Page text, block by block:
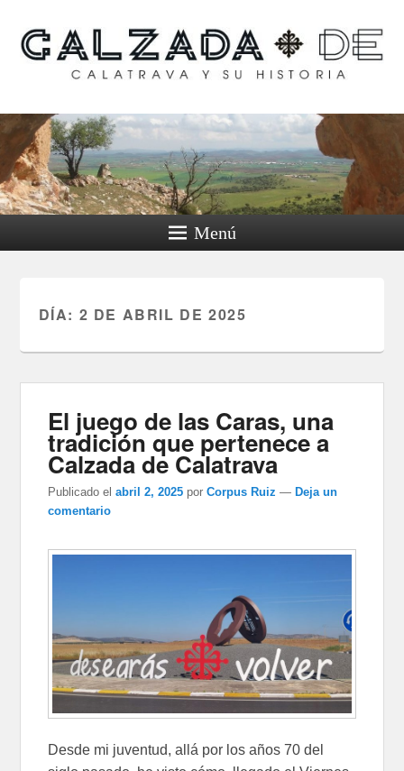
Calzada de Calatrava y
su historia
Menú
DÍA: 2 DE ABRIL DE 2025
El juego de las Caras, una
tradición que pertenece a
Calzada de Calatrava
Publicado el abril 2, 2025 porCorpus Ruiz — Deja un
comentario
Desde mi juventud, allá por los años 70 del